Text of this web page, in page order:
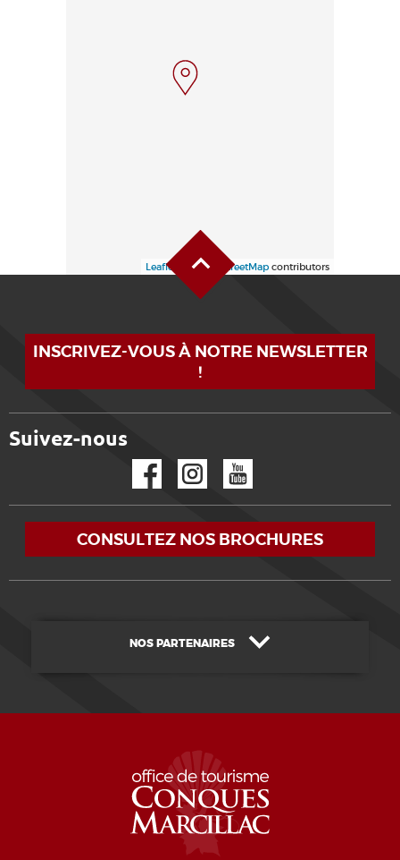
Leaflet | ©OpenStreetMap contributors
INSCRIVEZ-VOUS À NOTRE NEWSLETTER
!
Suivez-nous
CONSULTEZ NOS BROCHURES
NOS PARTENAIRES